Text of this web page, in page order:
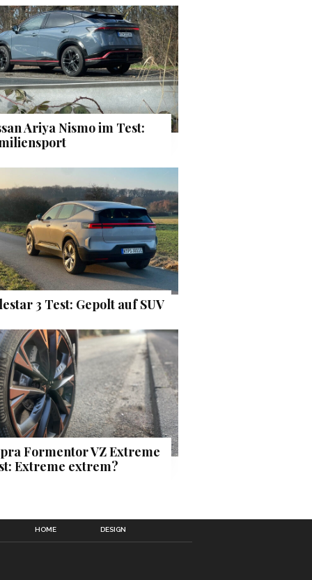
Ariya Nismo im Test:
3 Test: Gepolt auf SUV
Formentor VZ Extreme
Extreme extrem?
HOME DESIGN